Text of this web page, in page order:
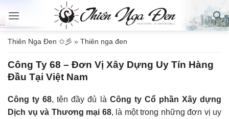
qua
dungThiên Nga Đen ✩彡 » Thiên nga đen
Công Ty 68 – Đơn Vị Xây Dựng Uy Tín Hàng
Đầu Tại Việt Nam
Công ty 68, tên đầy đủ là Công ty Cổ phần Xây dựng
Dịch vụ và Thương mại 68, là một trong những đơn vị uy